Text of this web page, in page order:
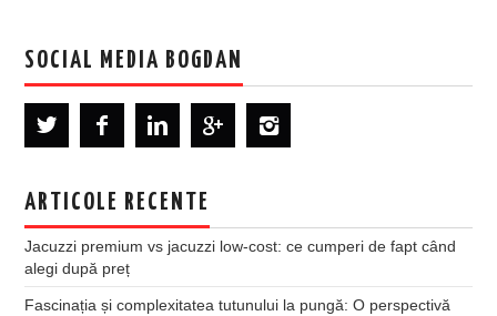
SOCIAL MEDIA BOGDAN
ARTICOLE RECENTE
Jacuzzi premium vs jacuzzi low-cost: ce cumperi de fapt când
alegi după preț
Fascinația și complexitatea tutunului la pungă: O perspectivă